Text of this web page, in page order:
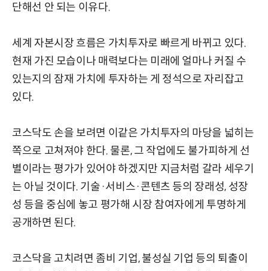
단해선 안 되는 이유다.
세계 자본시장 흐름은 가치투자로 빠르게 바뀌고 있다.
현재 가진 모습이나 매력보다는 미래에 얼마나 커질 수
있는지의 잠재 가치에 투자하는 게 정석으로 자리잡고
있다.
코스닥도 손을 보려면 이같은 가치투자의 마당을 넓히는
쪽으로 고쳐져야 한다. 물론, 그 작업에도 불가피하게 선
별이라는 평가가 있어야 하겠지만 지금처럼 갈라 세우기
는 아닐 것이다. 기술·서비스·콘텐츠 등의 장래성, 성장
성 등을 중심에 놓고 평가해 시장 참여자에게 투명하게
공개하면 된다.
코스닥을 고치려면 좀비 기업, 불성실 기업 등의 퇴출이